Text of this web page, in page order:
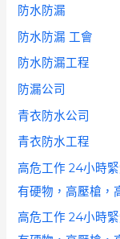
防水防漏
防水防漏 工會
防水防漏工程
防漏公司
青衣防水公司
青衣防水工程
高危工作 24小時
有硬物，高壓槍，
高危工作 24小時